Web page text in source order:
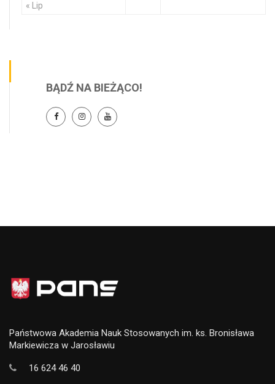
« Lip
BĄDŹ NA BIEŻĄCO!
Państwowa Akademia Nauk Stosowanych im. ks. Bronisława
Markiewicza w Jarosławiu
16 624 46 40